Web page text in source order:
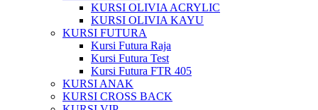
KURSI OLIVIA ACRYLIC
KURSI OLIVIA KAYU
KURSI FUTURA
Kursi Futura Raja
Kursi Futura Test
Kursi Futura FTR 405
KURSI ANAK
KURSI CROSS BACK